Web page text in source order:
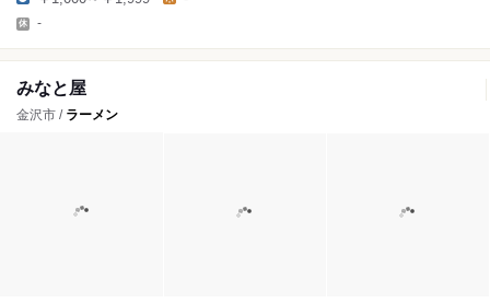
-
みなと屋
金沢市 / ラーメン